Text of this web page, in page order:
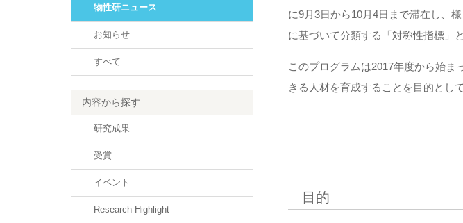
物性研ニュース
お知らせ
すべて
内容から探す
研究成果
受賞
イベント
Research Highlight
に9月3日から10月4日まで滞在し、
に基づいて分類する「対称性指標」
このプログラムは2017年度から始
きる人材を育成することを目的とし
目的